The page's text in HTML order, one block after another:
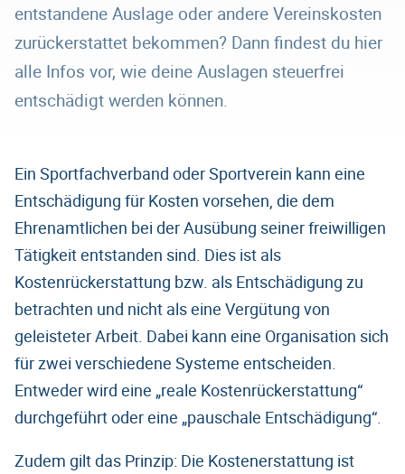
entstandene Auslage oder andere Vereinskosten
zurückerstattet bekommen? Dann findest du hier
alle Infos vor, wie deine Auslagen steuerfrei
entschädigt werden können.
Ein Sportfachverband oder Sportverein kann eine
Entschädigung für Kosten vorsehen, die dem
Ehrenamtlichen bei der Ausübung seiner freiwilligen
Tätigkeit entstanden sind. Dies ist als
Kostenrückerstattung bzw. als Entschädigung zu
betrachten und nicht als eine Vergütung von
geleisteter Arbeit. Dabei kann eine Organisation sich
für zwei verschiedene Systeme entscheiden.
Entweder wird eine „reale Kostenrückerstattung“
durchgeführt oder eine „pauschale Entschädigung“.
Zudem gilt das Prinzip: Die Kostenerstattung ist